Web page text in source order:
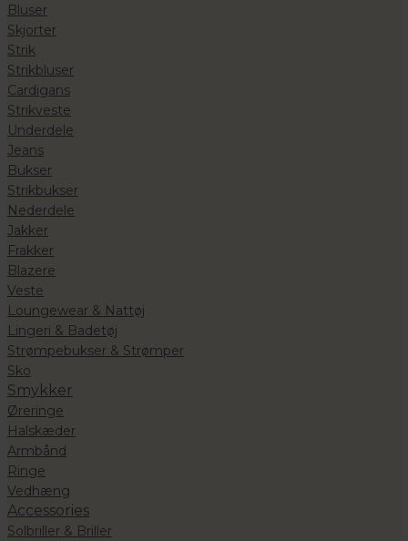
Bluser
Skjorter
Strik
Strikbluser
Cardigans
Strikveste
Underdele
Jeans
Bukser
Strikbukser
Nederdele
Jakker
Frakker
Blazere
Veste
Loungewear & Nattøj
Lingeri & Badetøj
Strømpebukser & Strømper
Sko
Smykker
Øreringe
Halskæder
Armbånd
Ringe
Vedhæng
Accessories
Solbriller & Briller